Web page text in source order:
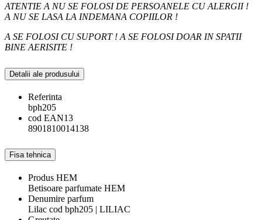
ATENTIE A NU SE FOLOSI DE PERSOANELE CU ALERGII !
A NU SE LASA LA INDEMANA COPIILOR !
A SE FOLOSI CU SUPORT ! A SE FOLOSI DOAR IN SPATII
BINE AERISITE !
Detalii ale produsului
Referinta
bph205
cod EAN13
8901810014138
Fisa tehnica
Produs HEM
Betisoare parfumate HEM
Denumire parfum
Lilac cod bph205 | LILIAC